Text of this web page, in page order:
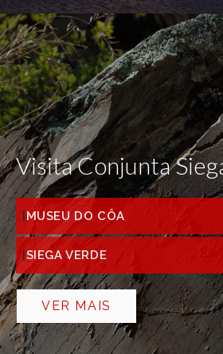
Visita Conjunta
MUSEU DO CÔA
SIEGA VERDE
VER MAIS